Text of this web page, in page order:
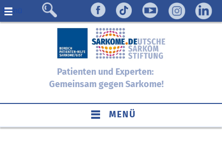
Menü
Patienten und Experten:
Gemeinsam gegen Sarkome!
MENÜ